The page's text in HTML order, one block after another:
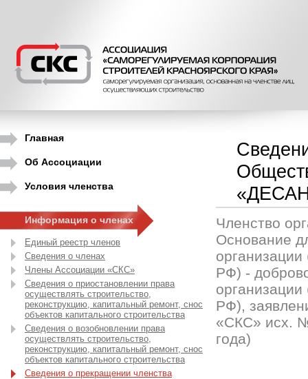
Главная
Об Ассоциации
Условия членства
Информация о членах
Единый реестр членов
Сведения о членах
Члены Ассоциации «СКС»
Сведения о приостановлении права
осуществлять строительство,
реконструкцию, капитальный ремонт, снос
объектов капитального строительства
Сведения о возобновлении права
осуществлять строительство,
реконструкцию, капитальный ремонт, снос
объектов капитального строительства
Сведения о прекращении членства
Членство
Основание
организации
РФ) -
организации
РФ),
«СКС» исх.
года)